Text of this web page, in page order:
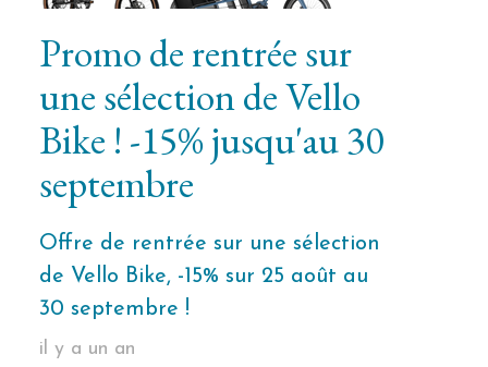
Promo de rentrée sur
une sélection de Vello
Bike ! -15% jusqu'au 30
septembre
Offre de rentrée sur une sélection
de Vello Bike, -15% sur 25 août au
30 septembre !
il y a un an